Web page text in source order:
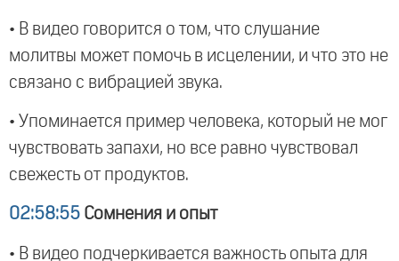
• В видео говорится о том, что слушание
молитвы может помочь в исцелении, и что это не
связано с вибрацией звука.
• Упоминается пример человека, который не мог
чувствовать запахи, но все равно чувствовал
свежесть от продуктов.
02:58:55 Сомнения и опыт
• В видео подчеркивается важность опыта для